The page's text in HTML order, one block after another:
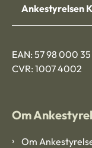
Ankestyrelsen
EAN: 57 98 000 35
CVR: 1007 4002
Om
Om